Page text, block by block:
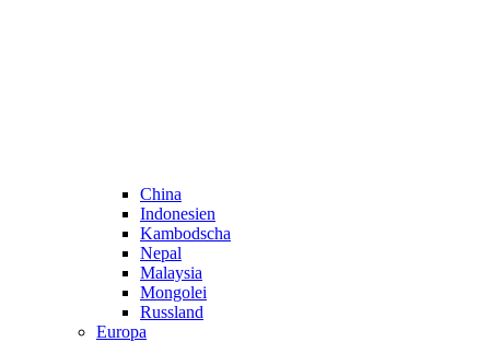
China
Indonesien
Kambodscha
Nepal
Malaysia
Mongolei
Russland
Europa